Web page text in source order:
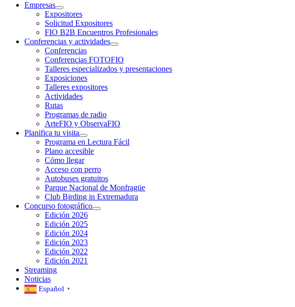
Empresas
Expositores
Solicitud Expositores
FIO B2B Encuentros Profesionales
Conferencias y actividades
Conferencias
Conferencias FOTOFIO
Talleres especializados y presentaciones
Exposiciones
Talleres expositores
Actividades
Rutas
Programas de radio
ArteFIO y ObservaFIO
Planifica tu visita
Programa en Lectura Fácil
Plano accesible
Cómo llegar
Acceso con perro
Autobuses gratuitos
Parque Nacional de Monfragüe
Club Birding in Extremadura
Concurso fotográfico
Edición 2026
Edición 2025
Edición 2024
Edición 2023
Edición 2022
Edición 2021
Streaming
Noticias
Español ▼